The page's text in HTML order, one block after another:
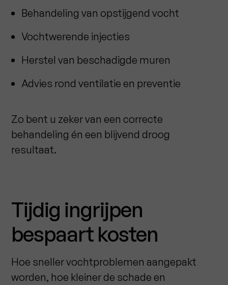
Behandeling van opstijgend vocht
Vochtwerende injecties
Herstel van beschadigde muren
Advies rond ventilatie en preventie
Zo bent u zeker van een correcte
behandeling én een blijvend droog
resultaat.
Tijdig ingrijpen
bespaart kosten
Hoe sneller vochtproblemen aangepakt
worden, hoe kleiner de schade en